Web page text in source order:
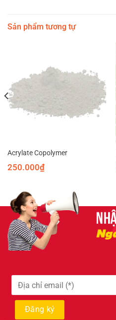
Sản phẩm tương tự
Acrylate Copolymer
250.000₫